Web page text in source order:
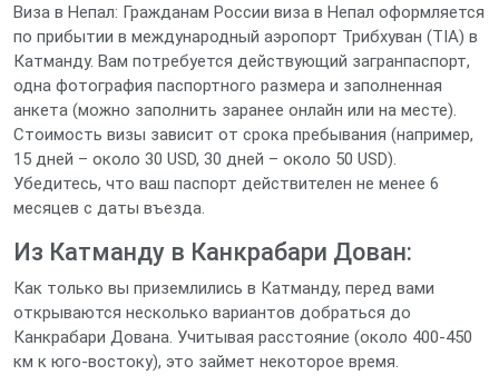
Виза в Непал: Гражданам России виза в Непал оформляется
по прибытии в международный аэропорт Трибхуван (TIA) в
Катманду. Вам потребуется действующий загранпаспорт,
одна фотография паспортного размера и заполненная
анкета (можно заполнить заранее онлайн или на месте).
Стоимость визы зависит от срока пребывания (например,
15 дней – около 30 USD, 30 дней – около 50 USD).
Убедитесь, что ваш паспорт действителен не менее 6
месяцев с даты въезда.
Из Катманду в Канкрабари Дован:
Как только вы приземлились в Катманду, перед вами
открываются несколько вариантов добраться до
Канкрабари Дована. Учитывая расстояние (около 400-450
км к юго-востоку), это займет некоторое время.